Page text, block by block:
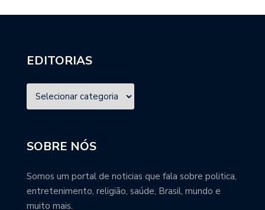
EDITORIAS
SOBRE NÓS
Somos um portal de noticias que fala sobre politica,
entretenimento, religião, saúde, Brasil, mundo e
muito mais.